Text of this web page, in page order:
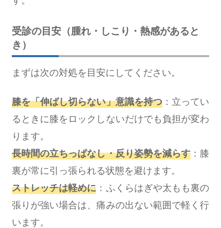
受診の目安（腫れ・しこり・熱感があると
き）
まずは次の対処を目安にしてください。
膝を「伸ばし切らない」意識を持つ：立ってい
るときに膝をロックしないだけでも負担が変わ
ります。
長時間の立ちっぱなし・反り姿勢を減らす ：膝
裏が常に引っ張られる状態を避けます。
ストレッチは軽めに ：ふくらはぎや太もも裏の
張りが強い場合は、痛みの出ない範囲で軽く行
います。